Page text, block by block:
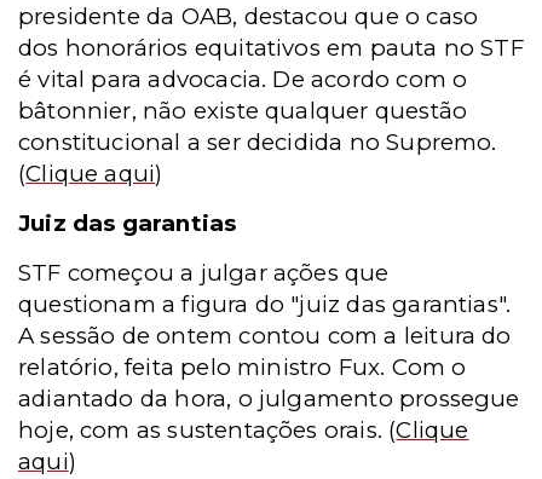
presidente da OAB, destacou que o caso
dos honorários equitativos em pauta no STF
é vital para advocacia. De acordo com o
bâtonnier, não existe qualquer questão
constitucional a ser decidida no Supremo.
(Clique aqui)
Juiz das garantias
STF começou a julgar ações que
questionam a figura do "juiz das garantias".
A sessão de ontem contou com a leitura do
relatório, feita pelo ministro Fux. Com o
adiantado da hora, o julgamento prossegue
hoje, com as sustentações orais. (Clique
aqui)